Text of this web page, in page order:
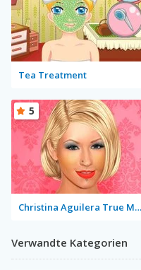
Tea Treatment
Christina Aguilera True Make Up
5
Verwandte Kategorien